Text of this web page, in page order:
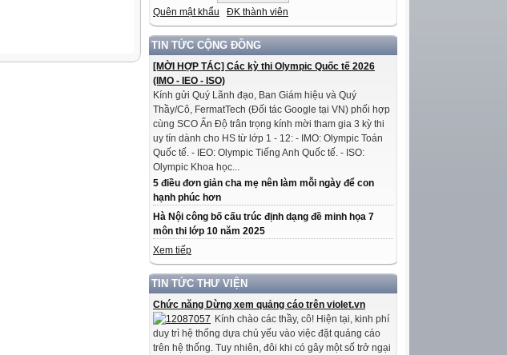
Quên mật khẩu ĐK thành viên
TIN TỨC CỘNG ĐỒNG
[MỜI HỢP TÁC] Các kỳ thi Olympic Quốc tế 2026
(IMO - IEO - ISO)
Kính gửi Quý Lãnh đạo, Ban Giám hiệu và Quý
Thầy/Cô, FermatTech (Đối tác Google tại VN) phối hợp
cùng SCO Ấn Độ trân trọng kính mời tham gia 3 kỳ thi
uy tín dành cho HS từ lớp 1 - 12: - IMO: Olympic Toán
Quốc tế. - IEO: Olympic Tiếng Anh Quốc tế. - ISO:
Olympic Khoa học...
5 điều đơn giản cha mẹ nên làm mỗi ngày để con
hạnh phúc hơn
Hà Nội công bố cấu trúc định dạng đề minh họa 7
môn thi lớp 10 năm 2025
Xem tiếp
TIN TỨC THƯ VIỆN
Chức năng Dừng xem quảng cáo trên violet.vn
Kính chào các thầy, cô! Hiện tại, kinh phí
duy trì hệ thống dựa chủ yếu vào việc đặt quảng cáo
trên hệ thống. Tuy nhiên, đôi khi có gây một số trở ngại